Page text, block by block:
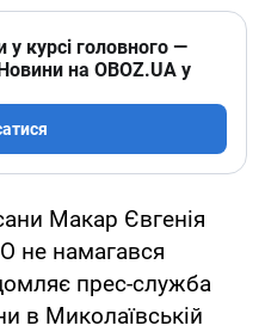
курсі головного —
на OBOZ.UA у
Макар Євгенія
не намагався
прес-служба
в Миколаївській